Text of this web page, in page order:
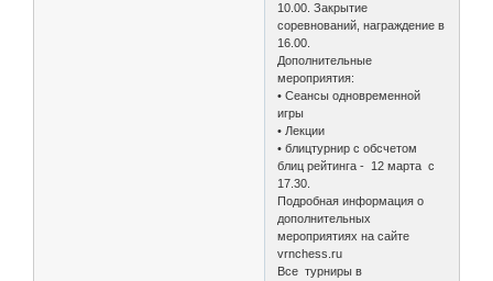
10.00. Закрытие
соревнований, награждение в
16.00.
Дополнительные
мероприятия:
• Сеансы одновременной
игры
• Лекции
• блицтурнир с обсчетом
блиц рейтинга - 12 марта с
17.30.
Подробная информация о
дополнительных
мероприятиях на сайте
vrnchess.ru
Все турниры в